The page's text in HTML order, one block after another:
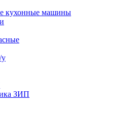
кухонные машины
у
ЗИП